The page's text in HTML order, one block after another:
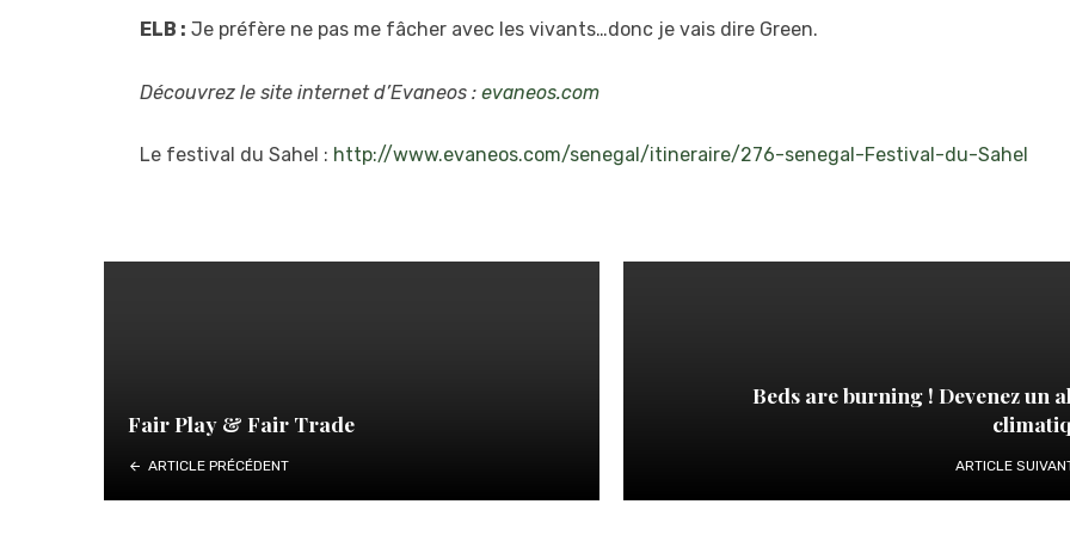
ELB : Je préfère ne pas me fâcher avec les vivants…donc je vais dire Green.
Découvrez le site internet d’Evaneos : evaneos.com
Le festival du Sahel : http://www.evaneos.com/senegal/itineraire/276-senegal-Festival-du-Sahel
Fair Play & Fair Trade
ARTICLE PRÉCÉDENT
Beds are burning ! Devenez un
ARTICLE